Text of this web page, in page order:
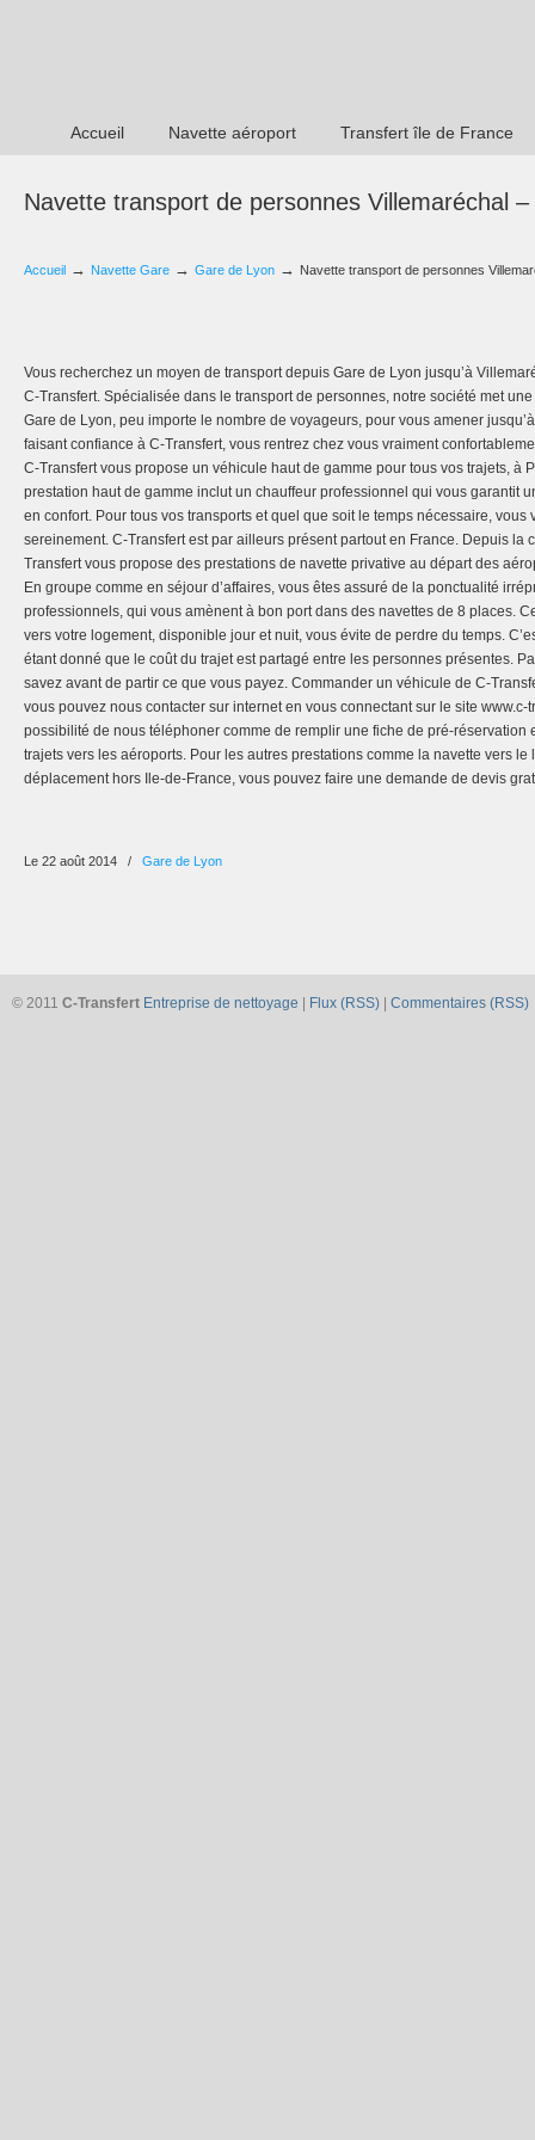
Accueil Navette aéroport Transfert île de France
Navette transport de personnes Villemaréchal
Accueil → Navette Gare → Gare de Lyon → Navette transport de personnes
Vous recherchez un moyen de transport depuis Gare de Lyon jusqu’à
C-Transfert. Spécialisée dans le transport de personnes, notre société met
Gare de Lyon, peu importe le nombre de voyageurs, pour vous amener
faisant confiance à C-Transfert, vous rentrez chez vous vraiment
C-Transfert vous propose un véhicule haut de gamme pour tous vos trajets, à
prestation haut de gamme inclut un chauffeur professionnel qui vous garantit
en confort. Pour tous vos transports et quel que soit le temps nécessaire, vous
sereinement. C-Transfert est par ailleurs présent partout en France. Depuis la
Transfert vous propose des prestations de navette privative au départ des
En groupe comme en séjour d’affaires, vous êtes assuré de la ponctualité
professionnels, qui vous amènent à bon port dans des navettes de 8 places.
vers votre logement, disponible jour et nuit, vous évite de perdre du temps.
étant donné que le coût du trajet est partagé entre les personnes présentes.
savez avant de partir ce que vous payez. Commander un véhicule de C-
vous pouvez nous contacter sur internet en vous connectant sur le site www.c-
possibilité de nous téléphoner comme de remplir une fiche de pré-réservation
trajets vers les aéroports. Pour les autres prestations comme la navette vers
déplacement hors Ile-de-France, vous pouvez faire une demande de devis
Le 22 août 2014 / Gare de Lyon
© 2011 C-Transfert Entreprise de nettoyage Flux (RSS) Commentaires (RSS)